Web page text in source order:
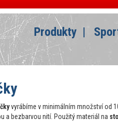
Produkty
vyrábíme v minimálním množství od
a bezbarvou nití. Použitý materiál na